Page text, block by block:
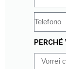
PERCHÉ